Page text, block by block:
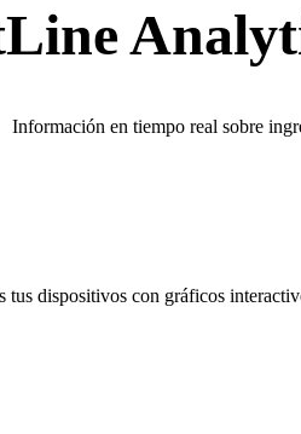
Información en tiempo real sobre
tus dispositivos con gráficos